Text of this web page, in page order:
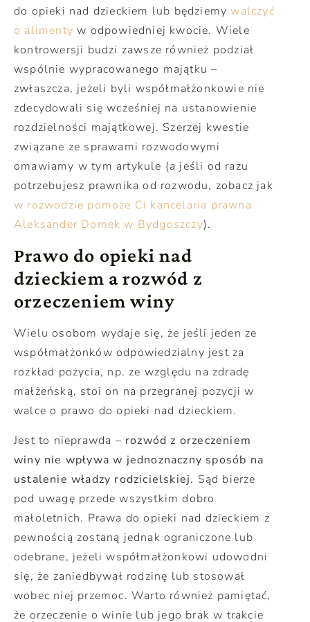
do opieki nad dzieckiem lub będziemywalczyć
o alimenty w odpowiedniej kwocie. Wiele
kontrowersji budzi zawsze również podział
wspólnie wypracowanego majątku –
zwłaszcza, jeżeli byli współmałżonkowie nie
zdecydowali się wcześniej na ustanowienie
rozdzielności majątkowej. Szerzej kwestie
związane ze sprawami rozwodowymi
omawiamy w tym artykule (a jeśli od razu
potrzebujesz prawnika od rozwodu, zobacz jak
w rozwodzie pomoże Ci kancelaria prawna
Aleksander Domek w Bydgoszczy).
Prawo do opieki nad
dzieckiem a rozwód z
orzeczeniem winy
Wielu osobom wydaje się, że jeśli jeden ze
współmałżonków odpowiedzialny jest za
rozkład pożycia, np. ze względu na zdradę
małżeńską, stoi on na przegranej pozycji w
walce o prawo do opieki nad dzieckiem.
Jest to nieprawda – rozwód z orzeczeniem
winy nie wpływa w jednoznaczny sposób na
ustalenie władzy rodzicielskiej. Sąd bierze
pod uwagę przede wszystkim dobro
małoletnich. Prawa do opieki nad dzieckiem z
pewnością zostaną jednak ograniczone lub
odebrane, jeżeli współmałżonkowi udowodni
się, że zaniedbywał rodzinę lub stosował
wobec niej przemoc. Warto również pamiętać,
że orzeczenie o winie lub jego brak w trakcie